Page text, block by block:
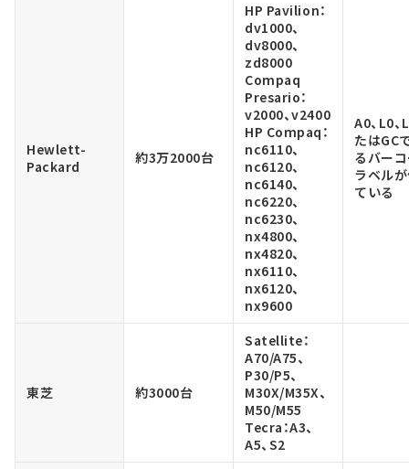
Hewlett-
Packard
約3万2000台
HP Pavilion：
dv1000、
dv8000、
zd8000
Compaq
Presario：
v2000、v2400
HP Compaq：
nc6110、
nc6120、
nc6140、
nc6220、
nc6230、
nx4800、
nx4820、
nx6110、
nx6120、
nx9600
A0、L0、
たはGC
るバー
ラベル
ている
東芝 約3000台
Satellite：
A70/A75、
P30/P5、
M30X/M35X、
M50/M55
Tecra：A3、
A5、S2